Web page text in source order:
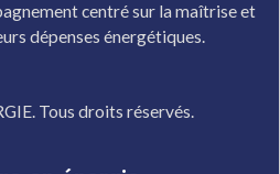
centré sur la maîtrise et
dépenses énergétiques.
Tous droits réservés.